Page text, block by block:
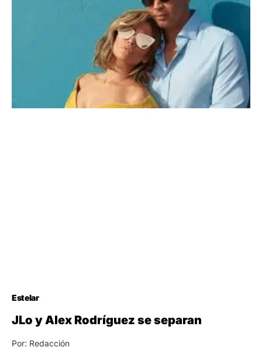
Estelar
JLo y Alex Rodríguez se separan
Por: Redacción